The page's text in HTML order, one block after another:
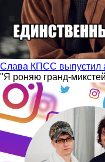
Слава КПСС выпустил
"Я роняю гранд-